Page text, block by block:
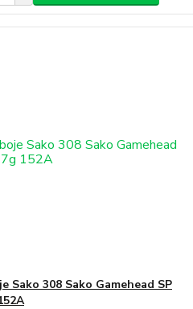
Sako 308 Sako Gamehead SP